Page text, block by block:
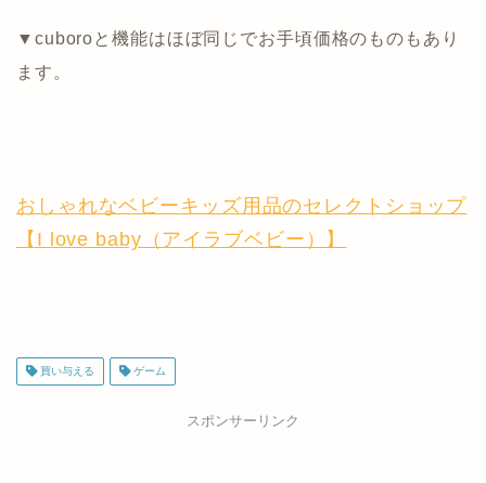
▼cuboroと機能はほぼ同じでお手頃価格のものもあり
ます。
おしゃれなベビーキッズ用品のセレクトショップ
【I love baby（アイラブベビー）】
買い与える ゲーム
スポンサーリンク